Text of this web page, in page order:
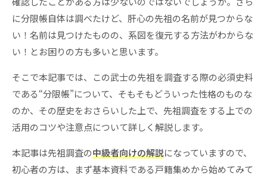
に分限帳自体は調べたけど、肝心の先祖の名前が見つからな
い！名前は見つけたものの、系図を復元する方法がわからな
い！とお困りの方も多いと思います。
そこで本記事では、この武士の先祖を調査する際の必須史料
である“分限帳”について、そもそもどういった性格のものな
のか、その歴史をおさらいした上で、先祖調査をする上での
活用のコツや注意点について詳しく解説します。
本記事は先祖調査の中級者向けの解説になっていますので、
初心者の方は、まず基本資料である戸籍集めから始めてみて